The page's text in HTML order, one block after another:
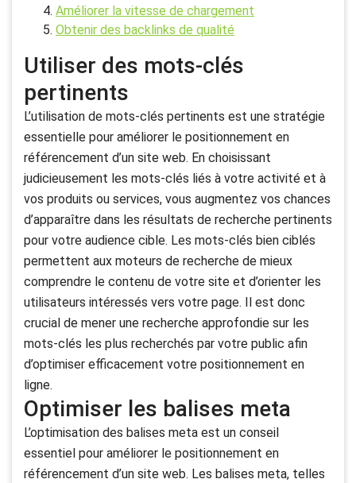
Améliorer la vitesse de chargement
Obtenir des backlinks de qualité
Utiliser des mots-clés
pertinents
L’utilisation de mots-clés pertinents est une stratégie
essentielle pour améliorer le positionnement en
référencement d’un site web. En choisissant
judicieusement les mots-clés liés à votre activité et à
vos produits ou services, vous augmentez vos chances
d’apparaître dans les résultats de recherche pertinents
pour votre audience cible. Les mots-clés bien ciblés
permettent aux moteurs de recherche de mieux
comprendre le contenu de votre site et d’orienter les
utilisateurs intéressés vers votre page. Il est donc
crucial de mener une recherche approfondie sur les
mots-clés les plus recherchés par votre public afin
d’optimiser efficacement votre positionnement en
ligne.
Optimiser les balises meta
L’optimisation des balises meta est un conseil
essentiel pour améliorer le positionnement en
référencement d’un site web. Les balises meta, telles